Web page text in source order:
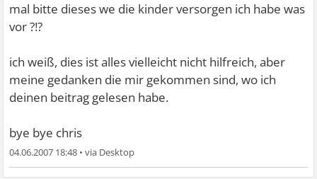
mal bitte dieses we die kinder versorgen ich habe was
vor ?!?
ich weiß, dies ist alles vielleicht nicht hilfreich, aber
meine gedanken die mir gekommen sind, wo ich
deinen beitrag gelesen habe.
bye bye chris
04.06.2007 18:48 •